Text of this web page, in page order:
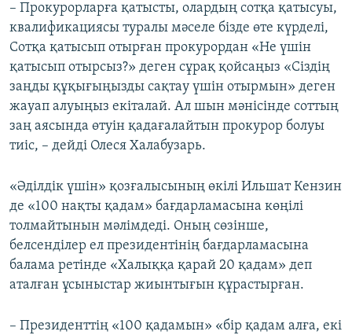
– Прокурорларға қатысты, олардың сотқа қатысуы,
квалификациясы туралы мәселе бізде өте күрделі,
Сотқа қатысып отырған прокурордан «Не үшін
қатысып отырсыз?» деген сұрақ қойсаңыз «Сіздің
заңды құқығыңызды сақтау үшін отырмын» деген
жауап алуыңыз екіталай. Ал шын мәнісінде соттың
заң аясында өтуін қадағалайтын прокурор болуы
тиіс, – дейді Олеся Халабузарь.
«Әділдік үшін» қозғалысының өкілі Ильшат Кензин
де «100 нақты қадам» бағдарламасына көңілі
толмайтынын мәлімдеді. Оның сөзінше,
белсенділер ел президентінің бағдарламасына
балама ретінде «Халыққа қарай 20 қадам» деп
аталған ұсыныстар жиынтығын құрастырған.
– Президенттің «100 қадамын» «бір қадам алға, екі